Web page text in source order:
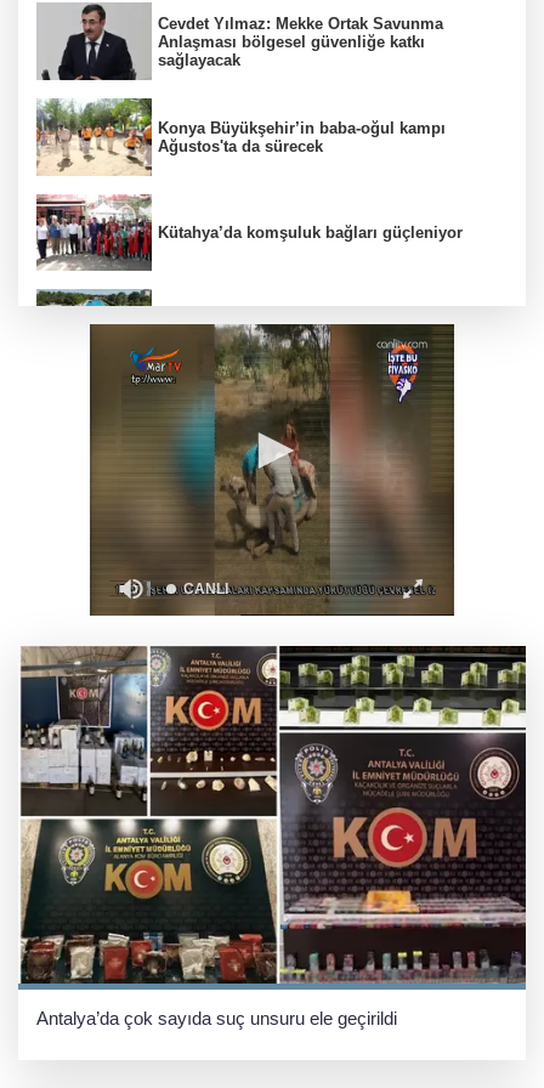
Cevdet Yılmaz: Mekke Ortak Savunma
Anlaşması bölgesel güvenliğe katkı
sağlayacak
Konya Büyükşehir’in baba-oğul kampı
Ağustos'ta da sürecek
Kütahya’da komşuluk bağları güçleniyor
sezonda hizmete açıldı
Muğla Seydikemer’de yaralar hızla sarılıyor
İstanbul Maltepe'de ''İçimdeki Sahne
Atölyesi'' katılımcıları belgelerini aldı
Denizli'de sosyal destek projeleri dar gelirliye
umut oluyor
Antalya’da çok sayıda suç unsuru ele geçirildi